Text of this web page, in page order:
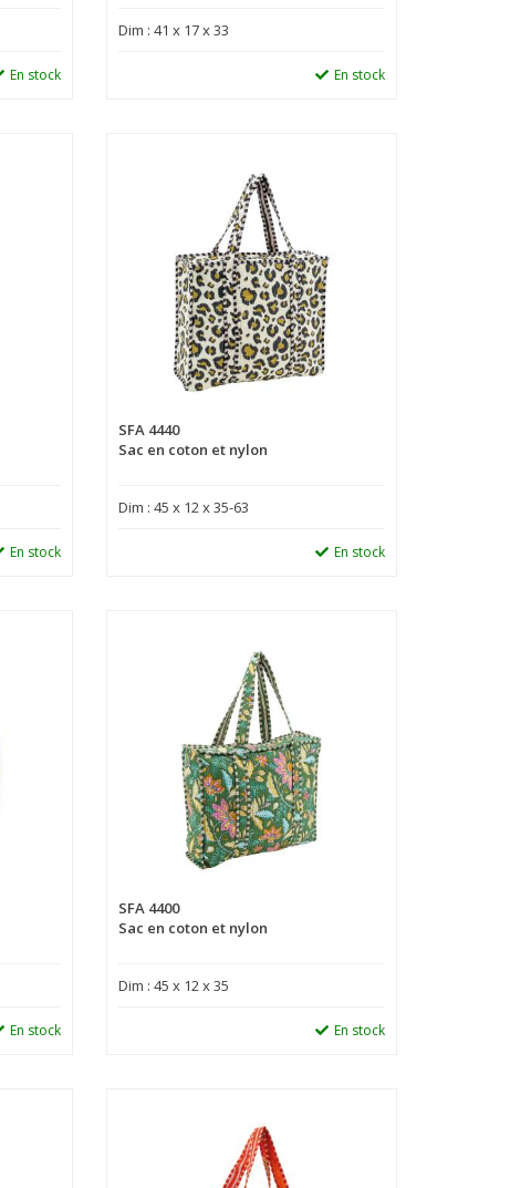
En stock
Dim : 41 x 17 x 33
En stock
En stock
SFA 4440
Sac en coton et nylon
Dim : 45 x 12 x 35-63
En stock
En stock
SFA 4400
Sac en coton et nylon
Dim : 45 x 12 x 35
En stock